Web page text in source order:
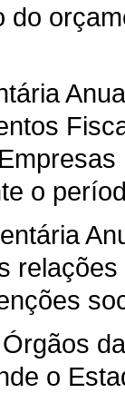
do
o
o